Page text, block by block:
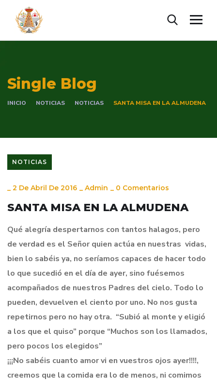
Single Blog
INICIO NOTICIAS NOTICIAS SANTA MISA EN LA ALMUDENA
NOTICIAS
2 De Abril De 2016 Admin 0 Comentarios
SANTA MISA EN LA ALMUDENA
Qué alegría despertarnos con tantos halagos, pero
de verdad es el Señor quien actúa en nuestras vidas,
bien lo sabéis ya, no seríamos capaces de hacer todo
lo que sucedió en el día de ayer, sino fuésemos
acompañados de nuestros Padres del cielo. Todo lo
pueden, devuelven el ciento por uno. No nos gusta
repetirnos pero no hay otra. “Subió al monte y eligió
a los que el quiso” porque “Muchos son los llamados,
pero pocos los elegidos”
¡¡¡No sabéis cuanto amor vi en vuestros ojos ayer!!!!,
creemos que la comida era lo de menos, ni comimos